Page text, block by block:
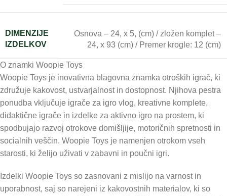
DIMENZIJE
IZDELKOV
Osnova – 24, x 5, (cm) / zložen komplet –
24, x 93 (cm) / Premer krogle: 12 (cm)
O znamki Woopie Toys
Woopie Toys je inovativna blagovna znamka otroških igrač, ki
združuje kakovost, ustvarjalnost in dostopnost. Njihova pestra
ponudba vključuje igrače za igro vlog, kreativne komplete,
didaktične igrače in izdelke za aktivno igro na prostem, ki
spodbujajo razvoj otrokove domišljije, motoričnih spretnosti in
socialnih veščin. Woopie Toys je namenjen otrokom vseh
starosti, ki želijo uživati v zabavni in poučni igri.
Izdelki Woopie Toys so zasnovani z mislijo na varnost in
uporabnost, saj so narejeni iz kakovostnih materialov, ki so